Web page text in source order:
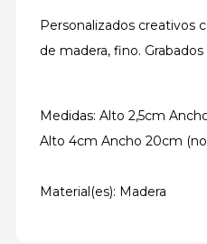
Personalizados creativos
de madera, fino.
Medidas: Alto 2,5cm
Alto 4cm Ancho 20cm
Material(es): Madera